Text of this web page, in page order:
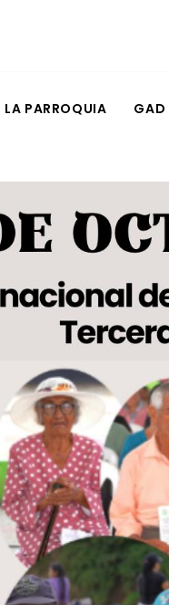
LA PARROQUIA GAD